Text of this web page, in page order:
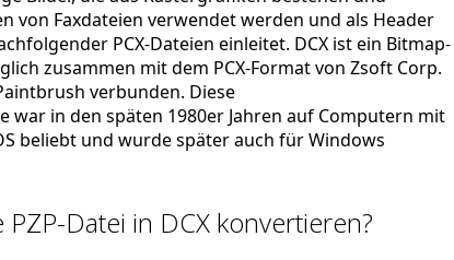
von Faxdateien verwendet werden und als Header
PCX-Dateien einleitet. DCX ist ein Bitmap-
zusammen mit dem PCX-Format von Zsoft Corp.
verbunden. Diese
in den späten 1980er Jahren auf Computern mit
beliebt und wurde später auch für Windows
Datei in DCX konvertieren?